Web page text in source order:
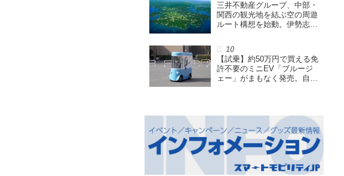
三井不動産グループ、中部・
関西の観光地を結ぶ空の周遊
ルート構想を始動。伊勢志摩
【試乗】約50万円で買える免
許不要のミニEV「ブルージ
ェー」がまもなく発売。自転